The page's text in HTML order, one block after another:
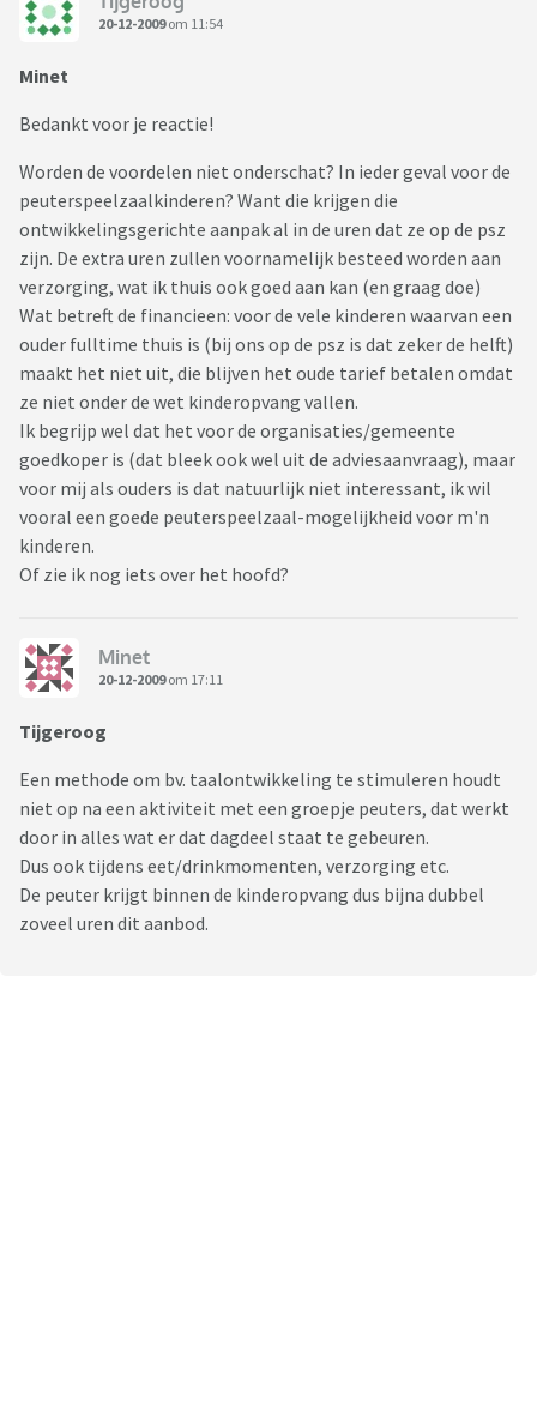
20-12-2009om 11:54
Minet
Bedankt voor je reactie!
Worden de voordelen niet onderschat? In ieder geval voor de
peuterspeelzaalkinderen? Want die krijgen die
ontwikkelingsgerichte aanpak al in de uren dat ze op de psz
zijn. De extra uren zullen voornamelijk besteed worden aan
verzorging, wat ik thuis ook goed aan kan (en graag doe)
Wat betreft de financieen: voor de vele kinderen waarvan een
ouder fulltime thuis is (bij ons op de psz is dat zeker de helft)
maakt het niet uit, die blijven het oude tarief betalen omdat
ze niet onder de wet kinderopvang vallen.
Ik begrijp wel dat het voor de organisaties/gemeente
goedkoper is (dat bleek ook wel uit de adviesaanvraag), maar
voor mij als ouders is dat natuurlijk niet interessant, ik wil
vooral een goede peuterspeelzaal-mogelijkheid voor m'n
kinderen.
Of zie ik nog iets over het hoofd?
Minet
20-12-2009om 17:11
Tijgeroog
Een methode om bv. taalontwikkeling te stimuleren houdt
niet op na een aktiviteit met een groepje peuters, dat werkt
door in alles wat er dat dagdeel staat te gebeuren.
Dus ook tijdens eet/drinkmomenten, verzorging etc.
De peuter krijgt binnen de kinderopvang dus bijna dubbel
zoveel uren dit aanbod.